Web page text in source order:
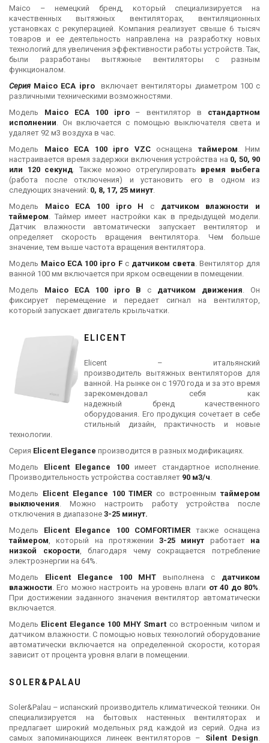
Maico – немецкий бренд, который специализируется на
качественных вытяжных вентиляторах, вентиляционных
установках с рекуперацией. Компания реализует свыше 6 тысяч
товаров и ее деятельность направлена на разработку новых
технологий для увеличения эффективности работы устройств. Так,
были разработаны вытяжные вентиляторы с разным
функционалом.
Серия Maico ECA iproвключает вентиляторы диаметром 100 с
различными техническими возможностями.
Модель Maico ECA 100 ipro – вентилятор в стандартном
исполнении . Он включается с помощью выключателя света и
удаляет 92 м3 воздуха в час.
Модель Maico ECA 100 ipro VZCоснащенатаймером . Ним
настраивается время задержки включения устройства на 0, 50, 90
или 120 секунд . Также можно отрегулировать время выбега
(работа после отключения) и установить его в одном из
следующих значений: 0, 8, 17, 25 минут
Модель Maico ECA 100 ipro H с датчиком влажности и
таймером . Таймер имеет настройки как в предыдущей модели.
Датчик влажности автоматически запускает вентилятор и
определяет скорость вращения вентилятора. Чем больше
значение, тем выше частота вращения вентилятора.
Модель Maico ECA 100 ipro Fс датчиком света . Вентилятор для
ванной 100 мм включается при ярком освещении в помещении.
Модель Maico ECA 100 ipro B с датчиком движения . Он
фиксирует перемещение и передает сигнал на вентилятор,
который запускает двигатель крыльчатки.
ELICENT
Elicent – итальянский
производитель вытяжных вентиляторов для
ванной. На рынке он с 1970 года и за это время
зарекомендовал себя как
надежный бренд качественного
оборудования. Его продукция сочетает в себе
стильный дизайн, практичность и новые
технологии.
Серия Elicent Elegance производится в разных модификациях.
Модель Elicent Elegance 100имеет стандартное исполнение.
Производительность устройства составляет 90 м3/ч
Модель Elicent Elegance 100 TIMER со встроеннымтаймером
выключения . Можно настроить работу устройства после
отключения в диапазоне 3-25 минут.
Модель Elicent Elegance 100 COMFORTIMERтакже оснащена
таймером , который на протяжении3-25 минут работает на
низкой скорости , благодаря чему сокращается потребление
электроэнергии на 64%.
Модель Elicent Elegance 100 MHT выполнена с датчиком
влажности . Его можно настроить на уровень влаги от 40 до 80%
При достижении заданного значения вентилятор автоматически
включается.
Модель Elicent Elegance 100 MHY Smart со встроенным чипом и
датчиком влажности. С помощью новых технологий оборудование
автоматически включается на определенной скорости, которая
зависит от процента уровня влаги в помещении.
SOLER&PALAU
Soler&Palau – испанский производитель климатической техники. Он
специализируется на бытовых настенных вентиляторах и
предлагает широкий модельных ряд каждой из серий. Одна из
самых запоминающихся линеек вентиляторов – Silent Design